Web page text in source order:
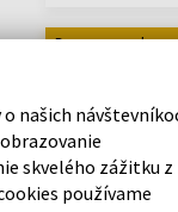
Doprava
našich
skvelého zážitku z
používame